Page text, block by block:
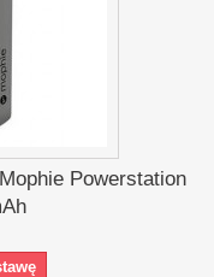
Powerstation